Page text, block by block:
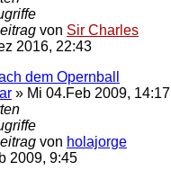
von Sir Charles
2016, 22:43
dem Opernball
» Mi 04.Feb 2009, 14:17
von holajorge
2009, 9:45